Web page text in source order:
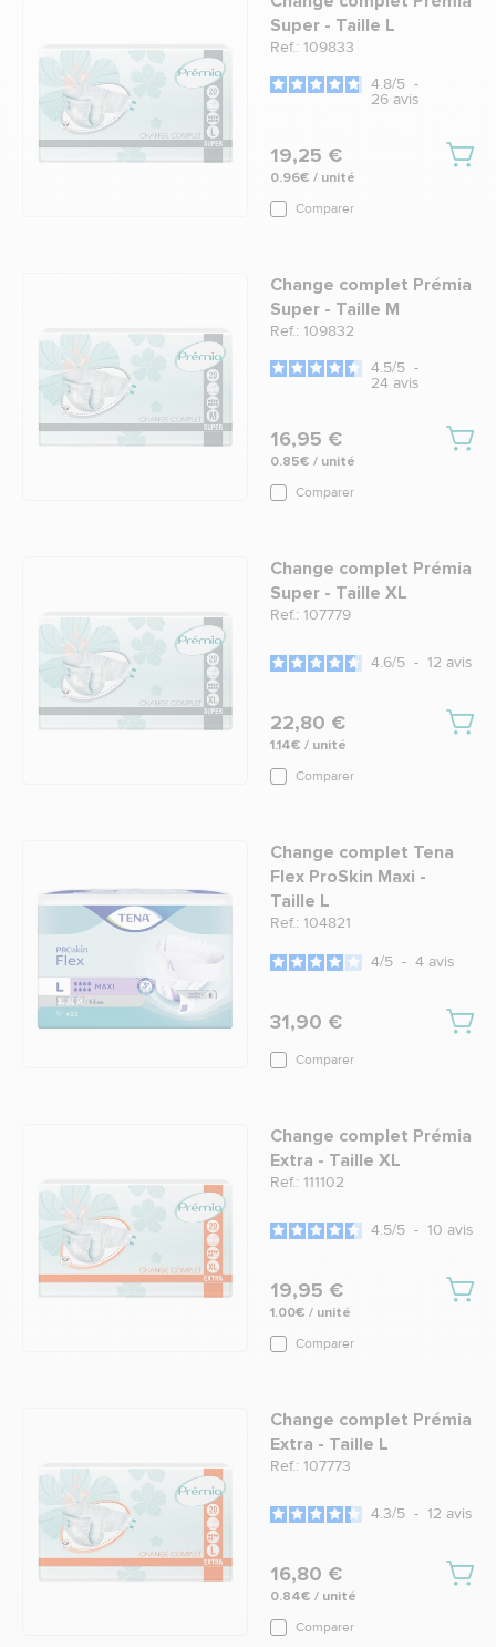
Super - Taille L
Ref.: 109833
4.8/5 -
26 avis
19,25 €
0.96€ / unité
Comparer
Change complet Prémia
Super - Taille M
Ref.: 109832
4.5/5 -
24 avis
16,95 €
0.85€ / unité
Comparer
Change complet Prémia
Super - Taille XL
Ref.: 107779
4.6/5 - 12 avis
22,80 €
1.14€ / unité
Comparer
Change complet Tena
Flex ProSkin Maxi -
Taille L
Ref.: 104821
4/5 - 4 avis
31,90 €
Comparer
Change complet Prémia
Extra - Taille XL
Ref.: 111102
4.5/5 - 10 avis
19,95 €
1.00€ / unité
Comparer
Change complet Prémia
Extra - Taille L
Ref.: 107773
4.3/5 - 12 avis
16,80 €
0.84€ / unité
Comparer